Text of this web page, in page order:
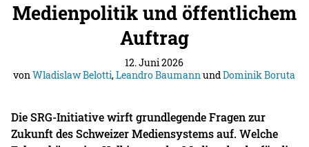
Medienpolitik und öffentlichem
Auftrag
12. Juni 2026
vonWladislaw Belotti,Leandro BaumannundDominik Boruta
Die SRG-Initiative wirft grundlegende Fragen zur
Zukunft des Schweizer Mediensystems auf. Welche